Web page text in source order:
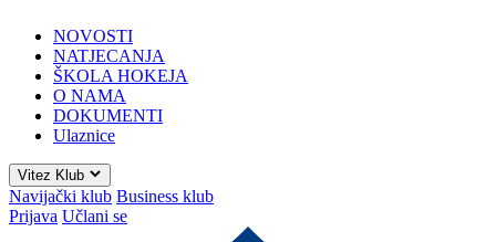
NOVOSTI
NATJECANJA
ŠKOLA HOKEJA
O NAMA
DOKUMENTI
Ulaznice
Vitez Klub
Navijački klub Business klub
Prijava Učlani se